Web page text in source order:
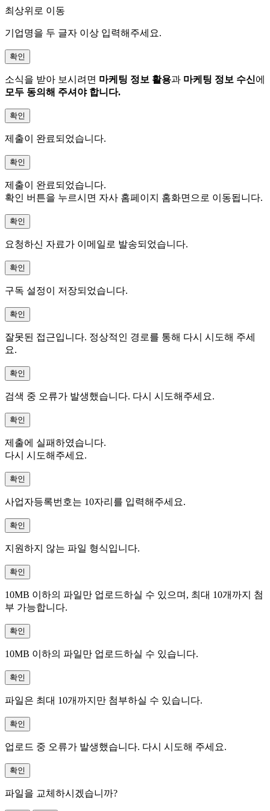
최상위로 이동
기업명을 두 글자 이상 입력해주세요.
확인
소식을 받아 보시려면 마케팅 정보 활용과 마케팅 정보 수신에
모두 동의해 주셔야 합니다.
확인
제출이 완료되었습니다.
확인
제출이 완료되었습니다.
확인 버튼을 누르시면 자사 홈페이지 홈화면으로 이동됩니다.
확인
요청하신 자료가 이메일로 발송되었습니다.
확인
구독 설정이 저장되었습니다.
확인
잘못된 접근입니다. 정상적인 경로를 통해 다시 시도해 주세
요.
확인
검색 중 오류가 발생했습니다. 다시 시도해주세요.
확인
제출에 실패하였습니다.
다시 시도해주세요.
확인
사업자등록번호는 10자리를 입력해주세요.
확인
지원하지 않는 파일 형식입니다.
확인
10MB 이하의 파일만 업로드하실 수 있으며, 최대 10개까지 첨
부 가능합니다.
확인
10MB 이하의 파일만 업로드하실 수 있습니다.
확인
파일은 최대 10개까지만 첨부하실 수 있습니다.
확인
업로드 중 오류가 발생했습니다. 다시 시도해 주세요.
확인
파일을 교체하시겠습니까?